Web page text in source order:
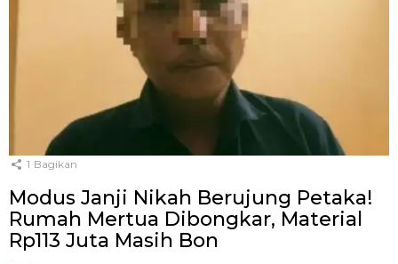
1 Bagikan
Modus Janji Nikah Berujung Petaka!
Rumah Mertua Dibongkar, Material
Rp113 Juta Masih Bon